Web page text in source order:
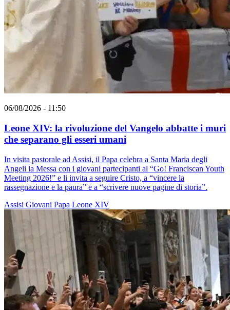
06/08/2026 - 11:50
Leone XIV: la rivoluzione del Vangelo abbatte i muri
che separano gli esseri umani
In visita pastorale ad Assisi, il Papa celebra a Santa Maria degli
Angeli la Messa con i giovani partecipanti al “Go! Franciscan Youth
Meeting 2026!” e li invita a seguire Cristo, a “vincere la
rassegnazione e la paura” e a “scrivere nuove pagine di storia”.
Assisi Giovani Papa Leone XIV